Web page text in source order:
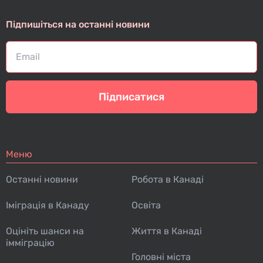
Підпишіться на останні новини
Підписатися
Меню
Останні новини
Іміграція в Канаду
Оцініть шанси на
імміграцію
Робота в Канаді
Освіта
Життя в Канаді
Головні міста